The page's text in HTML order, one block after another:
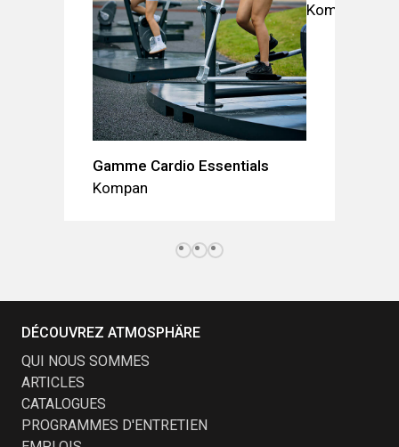
Kompan
QUI NOUS SOMMES
ARTICLES
CATALOGUES
PROGRAMMES D'ENTRETIEN